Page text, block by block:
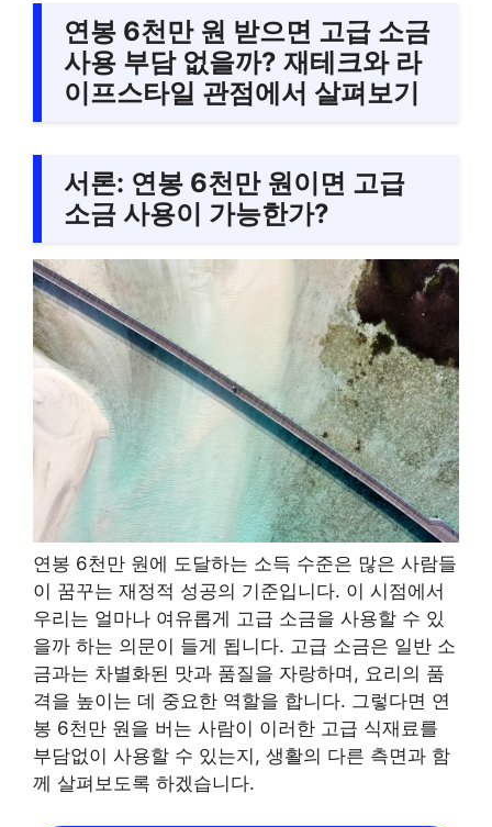
연봉 6천만 원 받으면 고급 소금
사용 부담 없을까? 재테크와 라
이프스타일 관점에서 살펴보기
서론: 연봉 6천만 원이면 고급
소금 사용이 가능한가?
연봉 6천만 원에 도달하는 소득 수준은 많은 사람들
이 꿈꾸는 재정적 성공의 기준입니다. 이 시점에서
우리는 얼마나 여유롭게 고급 소금을 사용할 수 있
을까 하는 의문이 들게 됩니다. 고급 소금은 일반 소
금과는 차별화된 맛과 품질을 자랑하며, 요리의 품
격을 높이는 데 중요한 역할을 합니다. 그렇다면 연
봉 6천만 원을 버는 사람이 이러한 고급 식재료를
부담없이 사용할 수 있는지, 생활의 다른 측면과 함
께 살펴보도록 하겠습니다.